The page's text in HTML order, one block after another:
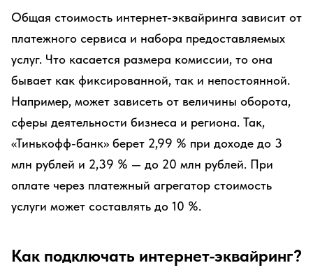
Общая стоимость интернет-эквайринга зависит от
платежного сервиса и набора предоставляемых
услуг. Что касается размера комиссии, то она
бывает как фиксированной, так и непостоянной.
Например, может зависеть от величины оборота,
сферы деятельности бизнеса и региона. Так,
«Тинькофф-банк» берет 2,99 % при доходе до 3
млн рублей и 2,39 % — до 20 млн рублей. При
оплате через платежный агрегатор стоимость
услуги может составлять до 10 %.
Как подключать интернет-эквайринг?